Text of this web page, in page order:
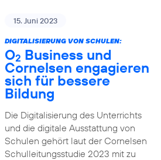
15. Juni 2023
DIGITALISIERUNG VON SCHULEN:
O2 Business und
Cornelsen engagieren
sich für bessere
Bildung
Die Digitalisierung des Unterrichts
und die digitale Ausstattung von
Schulen gehört laut der Cornelsen
Schulleitungsstudie 2023 mit zu